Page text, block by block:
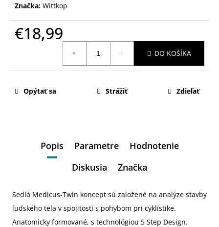
Značka: Wittkop
€18,99
DO KOŠÍKA
Opýtať sa Strážiť Zdieľať
Popis Parametre
Hodnotenie
Diskusia
Značka
Sedlá Medicus-Twin koncept sú založené na analýze stavby
ľudského tela v spojitosti s pohybom pri cyklistike.
Anatomicky formované, s technológiou 5 Step Design.